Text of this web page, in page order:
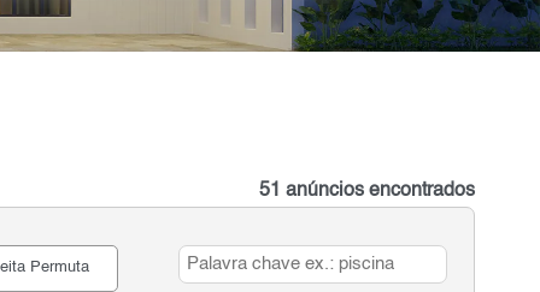
51 anúncios encontrados
Permuta